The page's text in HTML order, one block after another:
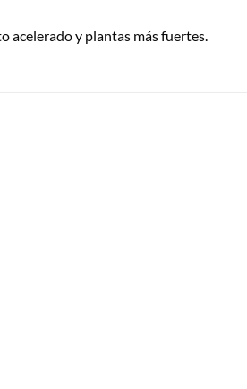
acelerado y plantas más fuertes.